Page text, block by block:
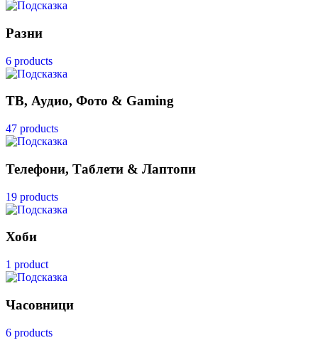
Разни
6 products
ТВ, Аудио, Фото & Gaming
47 products
Телефони, Таблети & Лаптопи
19 products
Хоби
1 product
Часовници
6 products